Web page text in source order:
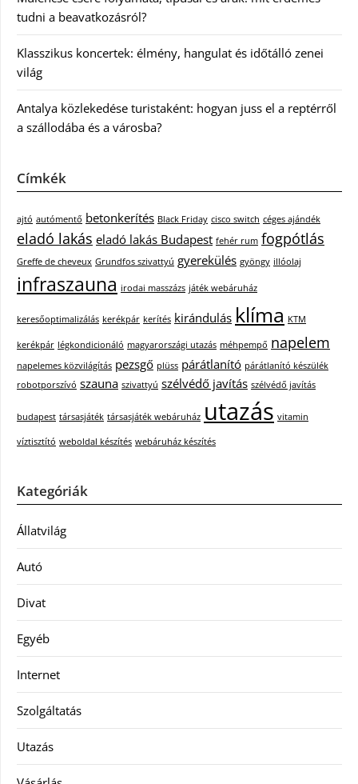
tudni a beavatkozásról?
Klasszikus koncertek: élmény, hangulat és időtálló zenei
világ
Antalya közlekedése turistaként: hogyan juss el a reptérről
a szállodába és a városba?
Címkék
ajtó autómentő betonkerítés Black Friday cisco switch céges ajándék
eladó lakás eladó lakás Budapest fehér rum fogpótlás
Greffe de cheveux Grundfos szivattyú gyerekülés gyöngy illóolaj
infraszauna irodai masszázs játék webáruház
keresőoptimalizálás kerékpár kerítés kirándulás klíma KTM
kerékpár légkondicionáló magyarországi utazás méhpempő napelem
napelemes közvilágítás pezsgő plüss párátlanító párátlanító készülék
robotporszívó szauna szivattyú szélvédő javítás szélvédő javítás
budapest társasjáték társasjáték webáruház utazás vitamin
víztisztító weboldal készítés webáruház készítés
Kategóriák
Állatvilág
Autó
Divat
Egyéb
Internet
Szolgáltatás
Utazás